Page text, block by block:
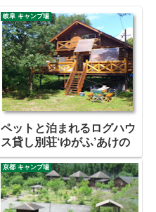
岐阜 キャンプ場
ペットと泊まれるログハウ
ス貸し別荘‘ゆがふ’あけの
京都 キャンプ場